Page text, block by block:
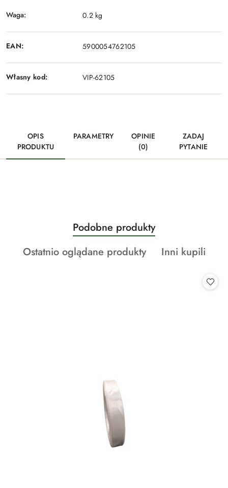
Waga: 0.2 kg
EAN: 5900054762105
Własny kod: VIP-62105
OPIS
PRODUKTU
PARAMETRY
OPINIE
(0)
ZADAJ
PYTANIE
Pomiń karuzelę produktów
Produkty
o
statusie:
Podobne produkty
Produkty
Ostatnio oglądane produkty
Produkty
Inni kupili